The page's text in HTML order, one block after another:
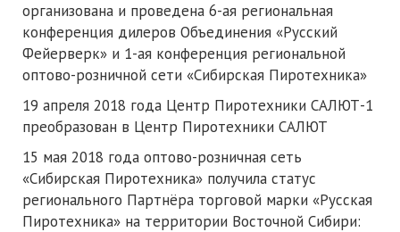
организована и проведена 6-ая региональная
конференция дилеров Объединения «Русский
Фейерверк» и 1-ая конференция региональной
оптово-розничной сети «Сибирская Пиротехника»
19 апреля 2018 года Центр Пиротехники САЛЮТ-1
преобразован в Центр Пиротехники САЛЮТ
15 мая 2018 года оптово-розничная сеть
«Сибирская Пиротехника» получила статус
регионального Партнёра торговой марки «Русская
Пиротехника» на территории Восточной Сибири: